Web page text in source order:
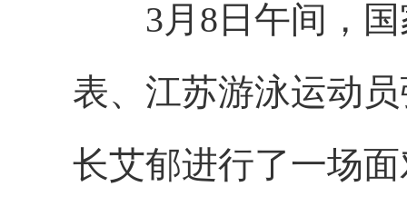
3月8日午间，国
表、江苏游泳运动
长艾郁进行了一场